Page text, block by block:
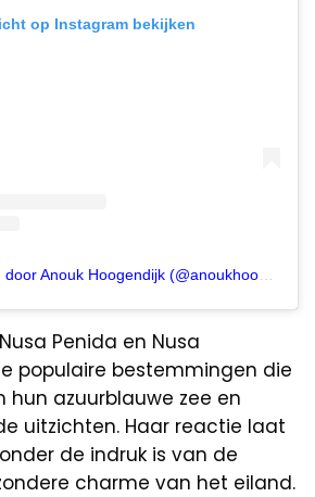
op Instagram bekijken
Penida en Nusa
populaire bestemmingen die
hun azuurblauwe zee en
uitzichten. Haar reactie laat
de indruk is van de
charme van het eiland.